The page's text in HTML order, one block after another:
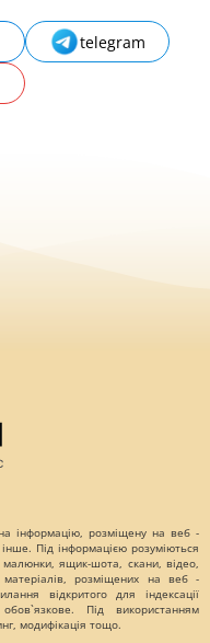
telegram
інформацію, розміщену на веб -
Під інформацією розуміються
малюнки, ящик-шота, скани, відео,
матеріалів, розміщених на веб -
відкритого для індексації
Під використанням
модифікація тощо.